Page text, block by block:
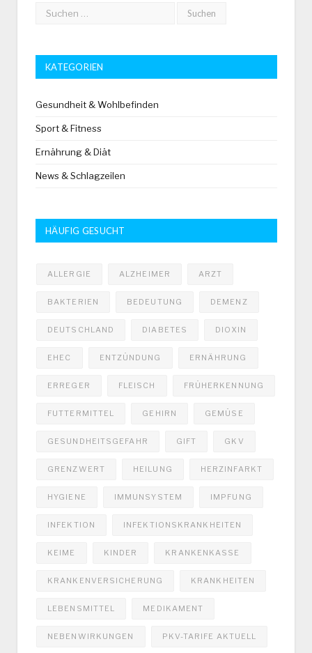
KATEGORIEN
Gesundheit & Wohlbefinden
Sport & Fitness
Ernährung & Diät
News & Schlagzeilen
HÄUFIG GESUCHT
ALLERGIE ALZHEIMER ARZT
BAKTERIEN BEDEUTUNG DEMENZ
DEUTSCHLAND DIABETES DIOXIN
EHEC ENTZÜNDUNG ERNÄHRUNG
ERREGER FLEISCH FRÜHERKENNUNG
FUTTERMITTEL GEHIRN GEMÜSE
GESUNDHEITSGEFAHR GIFT GKV
GRENZWERT HEILUNG HERZINFARKT
HYGIENE IMMUNSYSTEM IMPFUNG
INFEKTION INFEKTIONSKRANKHEITEN
KEIME KINDER KRANKENKASSE
KRANKENVERSICHERUNG KRANKHEITEN
LEBENSMITTEL MEDIKAMENT
NEBENWIRKUNGEN PKV-TARIFE AKTUELL